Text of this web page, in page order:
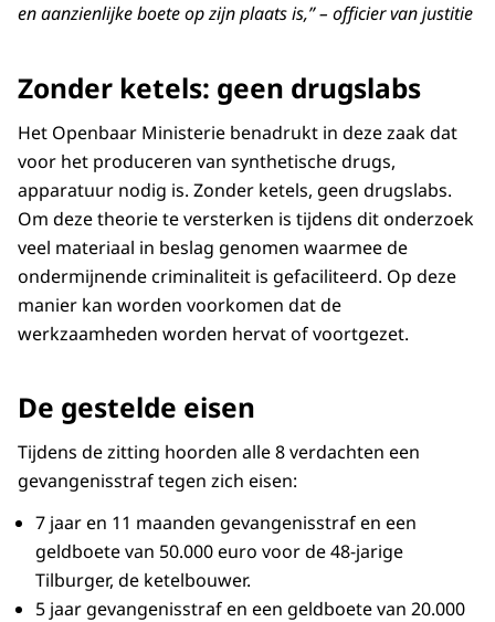
en aanzienlijke boete op zijn plaats is,” – officier van justitie
Zonder ketels: geen drugslabs
Het Openbaar Ministerie benadrukt in deze zaak dat
voor het produceren van synthetische drugs,
apparatuur nodig is. Zonder ketels, geen drugslabs.
Om deze theorie te versterken is tijdens dit onderzoek
veel materiaal in beslag genomen waarmee de
ondermijnende criminaliteit is gefaciliteerd. Op deze
manier kan worden voorkomen dat de
werkzaamheden worden hervat of voortgezet.
De gestelde eisen
Tijdens de zitting hoorden alle 8 verdachten een
gevangenisstraf tegen zich eisen:
7 jaar en 11 maanden gevangenisstraf en een
geldboete van 50.000 euro voor de 48-jarige
Tilburger, de ketelbouwer.
5 jaar gevangenisstraf en een geldboete van 20.000